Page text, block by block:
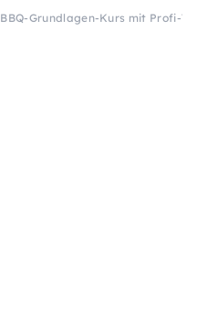
BBQ-Grundlagen-Kurs mit Profi-